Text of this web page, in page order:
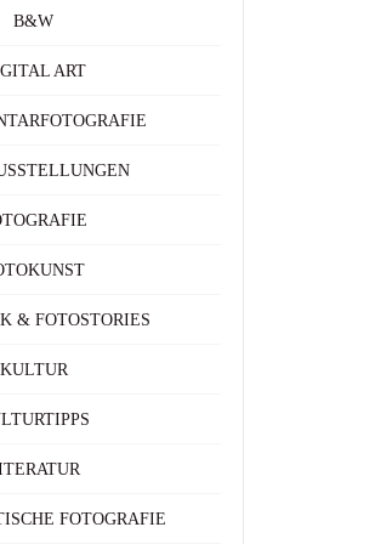
B&W
ART
& FOTOSTORIES
KULTUR
FOTOGRAFIE